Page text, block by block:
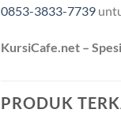
0853-3833-7739
KursiCafe.net –
PRODUK